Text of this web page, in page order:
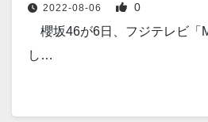
2022-08-06 0
櫻坂46が6日、フジテレビ「
し…